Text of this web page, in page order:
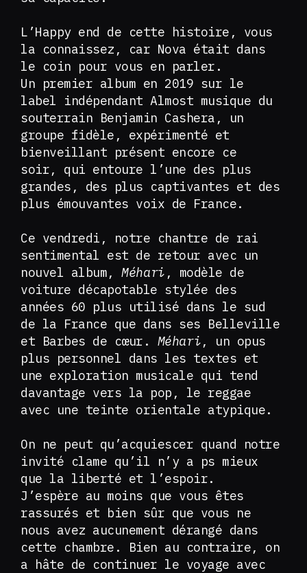
L’Happy end de cette histoire, vous
la connaissez, car Nova était dans
le coin pour vous en parler.
Un premier album en 2019 sur le
label indépendant Almost musique du
souterrain Benjamin Cashera, un
groupe fidèle, expérimenté et
bienveillant présent encore ce
soir, qui entoure l’une des plus
grandes, des plus captivantes et des
plus émouvantes voix de France.
Ce vendredi, notre chantre de rai
sentimental est de retour avec un
nouvel album, Méhari , modèle de
voiture décapotable stylée des
années 60 plus utilisé dans le sud
de la France que dans ses Belleville
et Barbes de cœur. Méhari, un opus
plus personnel dans les textes et
une exploration musicale qui tend
davantage vers la pop, le reggae
avec une teinte orientale atypique.
On ne peut qu’acquiescer quand notre
invité clame qu’il n’y a ps mieux
que la liberté et l’espoir.
J’espère au moins que vous êtes
rassurés et bien sûr que vous ne
nous avez aucunement dérangé dans
cette chambre. Bien au contraire, on
a hâte de continuer le voyage avec